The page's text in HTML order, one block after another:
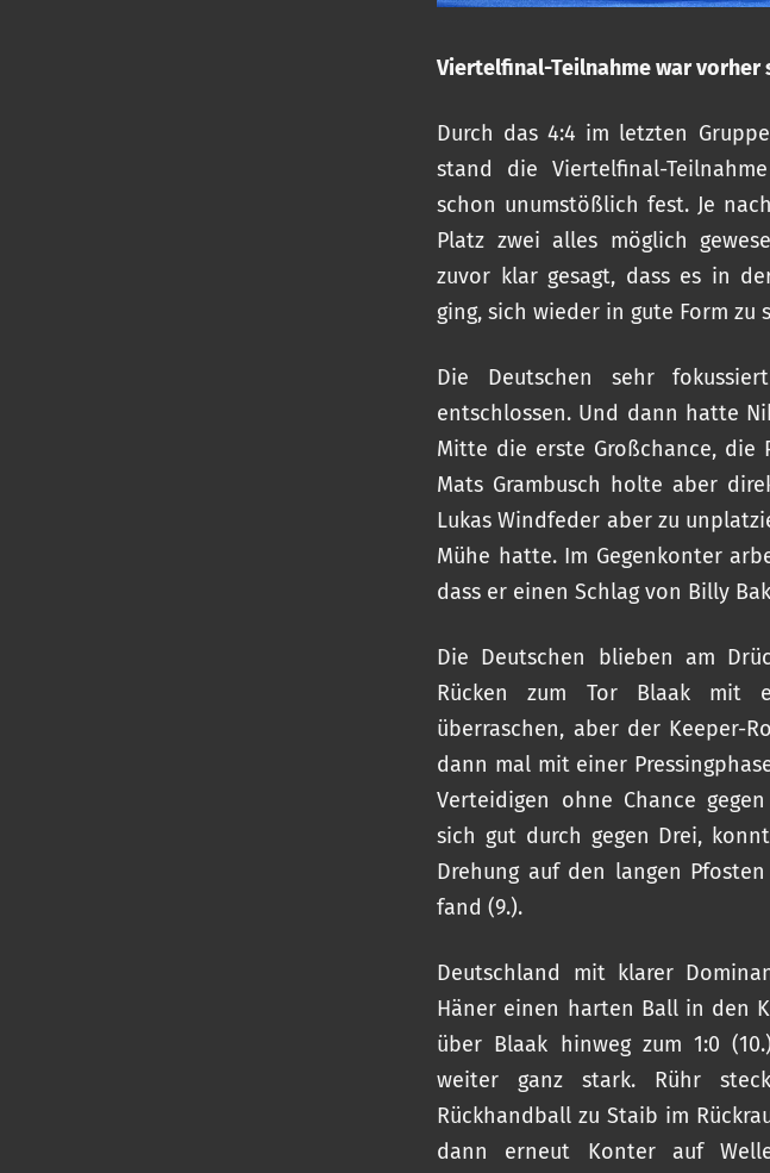
Viertelfinal-Teilnahme war vorher
Durch das 4:4 im letzten
stand die Viertelfinal-
schon unumstößlich fest. Je
Platz zwei alles möglich
zuvor klar gesagt, dass es in
ging, sich wieder in gute Form zu
Die Deutschen sehr
entschlossen. Und dann hatte
Mitte die erste Großchance,
Mats Grambusch holte aber
Lukas Windfeder aber zu
Mühe hatte. Im Gegenkonter
dass er einen Schlag von Billy
Die Deutschen blieben am
Rücken zum Tor Blaak mit
überraschen, aber der Keeper-
dann mal mit einer
Verteidigen ohne Chance
sich gut durch gegen Drei,
Drehung auf den langen
fand (9.).
Deutschland mit klarer
Häner einen harten Ball in den
über Blaak hinweg zum 1:0
weiter ganz stark. Rühr
Rückhandball zu Staib im
dann erneut Konter auf